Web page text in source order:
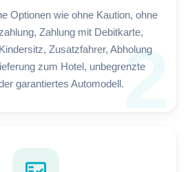
2
Optionen wie ohne Kaution, ohne
Zahlung mit Debitkarte,
Zusatzfahrer, Abholung
zum Hotel, unbegrenzte
garantiertes Automodell.